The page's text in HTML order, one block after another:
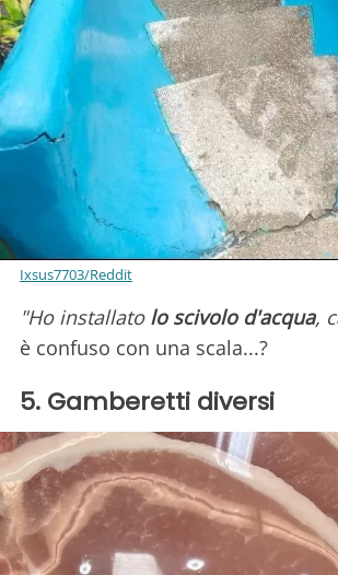
Ixsus7703/Reddit
"Ho installatolo scivolo d'acqua,
è confuso con una scala...?
5. Gamberetti diversi